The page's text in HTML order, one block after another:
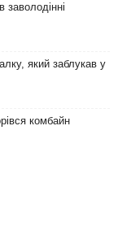
заволодінні
який заблукав у
комбайн